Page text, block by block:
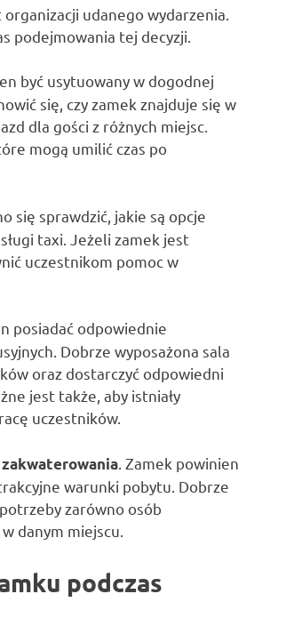
udanego wydarzenia.
podejmowania tej decyzji.
być usytuowany w dogodnej
się, czy zamek znajduje się w
dla gości z różnych miejsc.
mogą umilić czas po
się sprawdzić, jakie są opcje
taxi. Jeżeli zamek jest
uczestnikom pomoc w
posiadać odpowiednie
Dobrze wyposażona sala
oraz dostarczyć odpowiedni
jest także, aby istniały
uczestników.
. Zamek powinien
warunki pobytu. Dobrze
zarówno osób
danym miejscu.
podczas